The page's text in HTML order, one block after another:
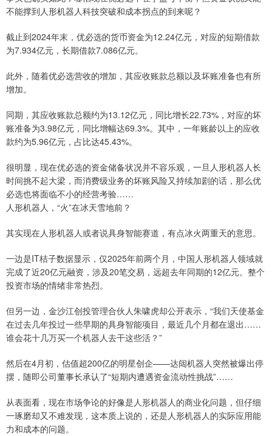
不能撑到人形机器人科技突破和成本拐点的到来呢？
截止到2024年末，优必选的货币资金为12.24亿元，对应的短期借款
为7.934亿元，长期借款7.086亿元。
此外，随着优必选营收的增加，其应收账款总额以及坏账准备也有所
增加。
同期，其应收账款总额约为13.12亿元，同比增长22.73%，对应的坏
账准备为3.98亿元，同比增幅达69.3%。其中，一年账龄以上的应收
款约为5.96亿元，占比达45.43%。
很明显，现在优必选的资金储备状况并不容乐观，一旦人形机器人长
时间挑不起大梁，而消费级业务的坏账风险又持续加剧的话，那么优
必选也将面临不小的经营考验……
人形机器人，“火”在冰天雪地前？
其实现在人形机器人或者说具身智能赛道，有点冰火两重天的意思。
一边是IT桔子数据显示，仅2025年前两个月，中国人形机器人领域就
完成了近20亿元融资，涉及20笔交易，远超去年同期的12亿元。整个
投资市场的情绪非常热烈。
但另一边，金沙江创投管理合伙人朱啸虎却公开表示，“我们天使基金
在过去几年投过一些早期的具身智能项目，最近几个月都在退出……
谁会花十几万买一个机器人去干这些活？”
然后在4月初，估值超200亿的明星创企——达闼机器人突然被爆出停
摆，随即公司董事长承认了“短期内遭遇资金流动性挑战”……
从表面看，现在市场争论的好像是人形机器人的商业化问题，但仔细
一琢磨却又不难发现，这本质上说的，还是人形机器人的实际应用能
力和成本的问题。